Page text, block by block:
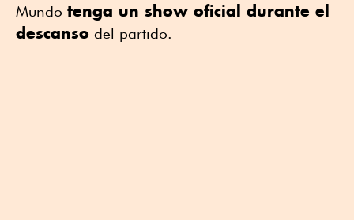
Mundo tenga un show oficial durante el
descanso del partido.